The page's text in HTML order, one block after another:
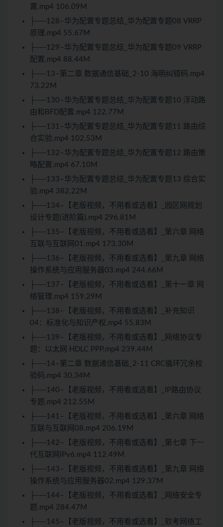
置.mp4 106.09M
├──128–华为配置专题总结_华为配置专题08 VRRP
原理.mp4 55.67M
├──129–华为配置专题总结_华为配置专题09 VRRP
配置.mp4 88.44M
├──13–第二章 数据通信基础_2-10 海明纠错码.mp4
73.22M
├──130–华为配置专题总结_华为配置专题10 浮动路
由和BFD配置.mp4 122.77M
├──131–华为配置专题总结_华为配置专题11 路由综
合实验.mp4 102.53M
├──132–华为配置专题总结_华为配置专题12 路由策
略配置.mp4 67.10M
├──133–华为配置专题总结_华为配置专题13 综合实
验.mp4 382.22M
├──134–【老版视频，不用看或选看】_园区网规划
设计专题(进阶篇).mp4 296.81M
├──135–【老版视频，不用看或选看】_第六章 网络
互联与互联网01.mp4 173.30M
├──136–【老版视频，不用看或选看】_第九章 网络
操作系统与应用服务器03.mp4 244.66M
├──137–【老版视频，不用看或选看】_第十一章 网
络管理.mp4 159.29M
├──138–【老版视频，不用看或选看】_补充知识
04：标准化与知识产权.mp4 55.83M
├──139–【老版视频，不用看或选看】_网络协议专
题：以太网 HDLC PPP.mp4 239.44M
├──14–第二章 数据通信基础_2-11 CRC循环冗余校
验码.mp4 30.34M
├──140–【老版视频，不用看或选看】_IP路由协议
专题.mp4 212.55M
├──141–【老版视频，不用看或选看】_第六章 网络
互联与互联网08.mp4 206.19M
├──142–【老版视频，不用看或选看】_第七章 下一
代互联网IPv6.mp4 112.49M
├──143–【老版视频，不用看或选看】_第九章 网络
操作系统与应用服务器02.mp4 129.37M
├──144–【老版视频，不用看或选看】_网络安全专
题.mp4 284.47M
├──145–【老版视频，不用看或选看】_软考网络工